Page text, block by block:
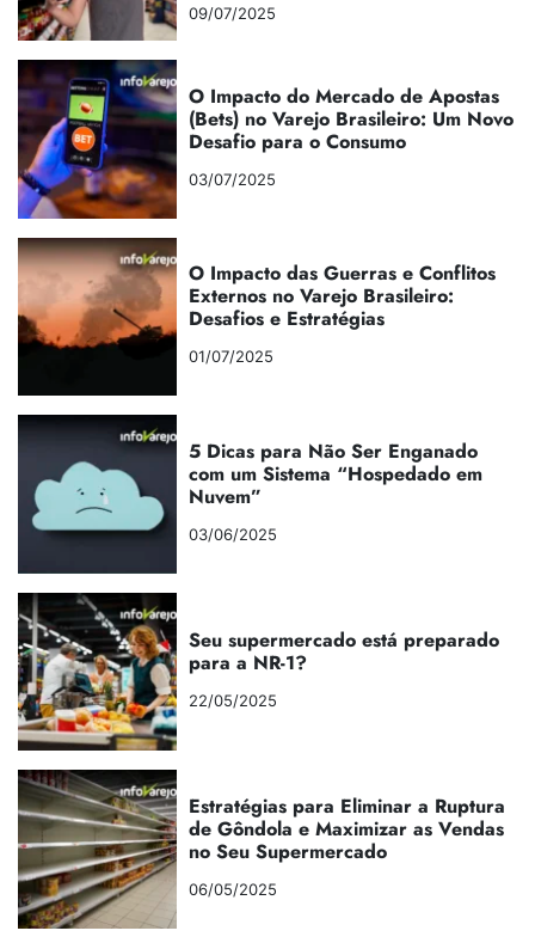
09/07/2025
O Impacto do Mercado de Apostas
(Bets) no Varejo Brasileiro: Um Novo
Desafio para o Consumo
03/07/2025
O Impacto das Guerras e Conflitos
Externos no Varejo Brasileiro:
Desafios e Estratégias
01/07/2025
5 Dicas para Não Ser Enganado
com um Sistema “Hospedado em
Nuvem”
03/06/2025
Seu supermercado está preparado
para a NR-1?
22/05/2025
Estratégias para Eliminar a Ruptura
de Gôndola e Maximizar as Vendas
no Seu Supermercado
06/05/2025